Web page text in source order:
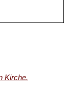
Kirche.